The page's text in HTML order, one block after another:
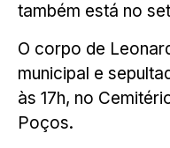
também está no
O corpo de
municipal e
às 17h, no
Poços.